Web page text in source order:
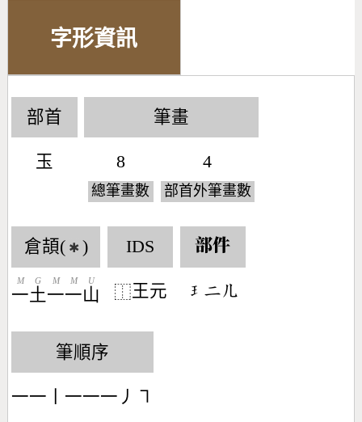
字形資訊
部首
玉
筆畫
8
總筆畫數
4
部首外筆畫數
倉頡( ✱ )
一
M
土
G
一
M
一
M
山
U
IDS
⿰王元
部件
󶂭󶀒󶀶
筆順序
一一丨一一一丿㇕